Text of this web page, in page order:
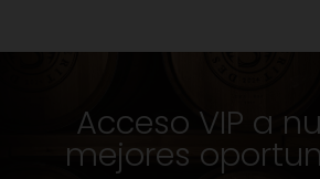
Acceso VIP a
mejores